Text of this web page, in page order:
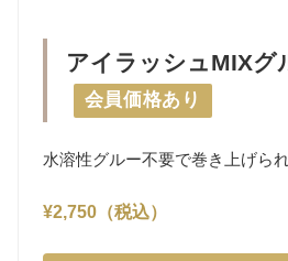
アイラッシュMIXグ
会員価格あり
水溶性グルー不要で巻き上げら
¥2,750（税込）